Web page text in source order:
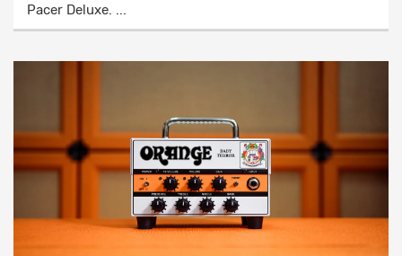
Pacer Deluxe. ...